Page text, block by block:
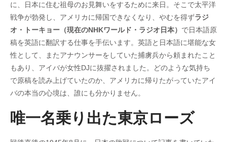
に、日本に住む祖母のお見舞いをするために来日。そこで太平洋
戦争が勃発し、アメリカに帰国できなくなり、やむを得ずラジ
オ・トーキョー（現在のNHKワールド・ラジオ日本） で日本語原
稿を英語に翻訳する仕事を手伝います。英語と日本語に堪能な女
性として、またアナウンサーをしていた捕虜兵から頼まれたこと
もあり、アイバが女性DJに抜擢されました。どのような気持ち
で原稿を読み上げていたのか、アメリカに帰りたがっていたアイ
バの本当の心境は、誰にも分かりません。
唯一名乗り出た東京ローズ